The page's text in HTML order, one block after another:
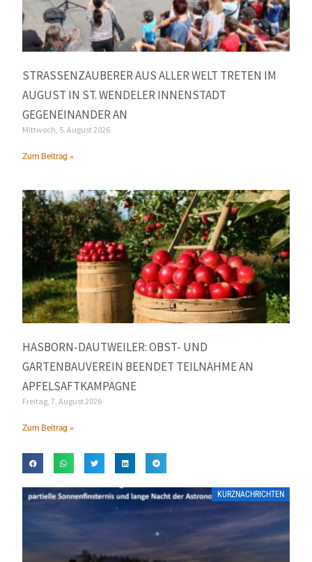
STRASSENZAUBERER AUS ALLER WELT TRETEN IM A
UGUST IN ST. WENDELER INNENSTADT G
EGENEINANDER AN
Mittwoch, 5. August 2026
Zum Beitrag »
HASBORN-DAUTWEILER: OBST- UND
GARTENBAUVEREIN BEENDET TEILNAHME AN
APFELSAFTKAMPAGNE
Freitag, 7. August 2026
Zum Beitrag »
KURZNACHRICHTEN